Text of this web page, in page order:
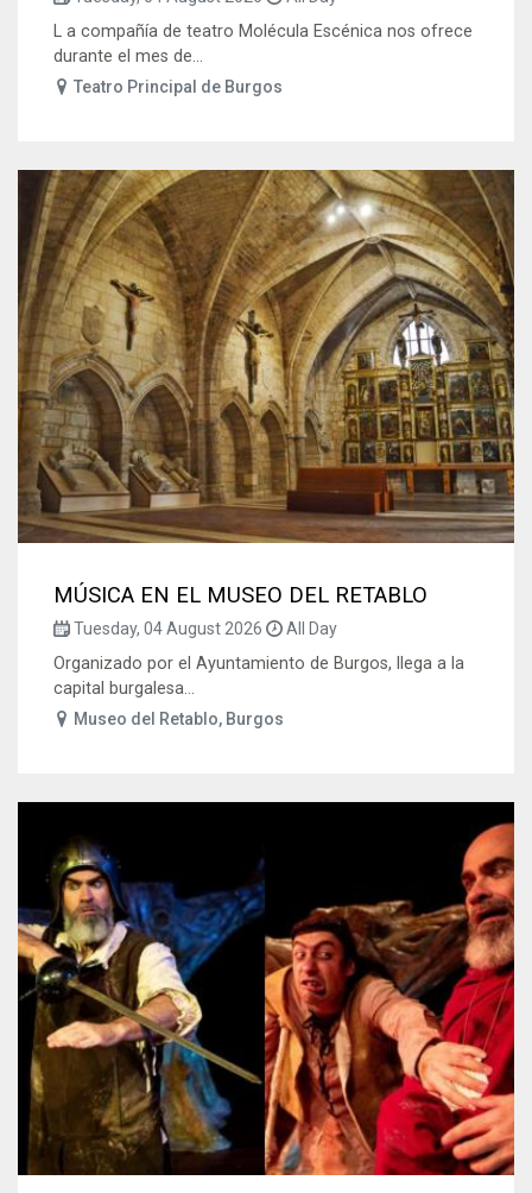
L a compañía de teatro Molécula Escénica nos ofrece
durante el mes de...
Teatro Principal de Burgos
MÚSICA EN EL MUSEO DEL RETABLO
Tuesday, 04 August 2026 All Day
Organizado por el Ayuntamiento de Burgos, llega a la
capital burgalesa...
Museo del Retablo, Burgos